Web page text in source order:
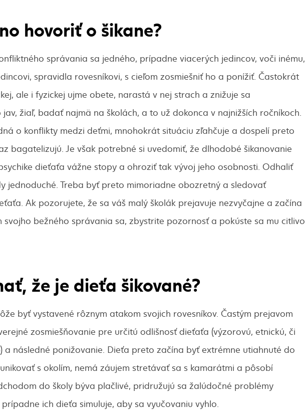
hovoriť o šikane?
správania sa jedného, prípadne viacerých jedincov, voči inému,
spravidla rovesníkovi, s cieľom zosmiešniť ho a ponížiť. Častokrát
ale i fyzickej ujme obete, narastá v nej strach a znižuje sa
jav, žiaľ, badať najmä na školách, a to už dokonca v najnižších ročníkoch.
o konflikty medzi deťmi, mnohokrát situáciu zľahčuje a dospelí preto
bagatelizujú. Je však potrebné si uvedomiť, že dlhodobé šikanovanie
dieťaťa vážne stopy a ohroziť tak vývoj jeho osobnosti. Odhaliť
jednoduché. Treba byť preto mimoriadne obozretný a sledovať
Ak pozorujete, že sa váš malý školák prejavuje nezvyčajne a začína
svojho bežného správania sa, zbystrite pozornosť a pokúste sa mu citlivo
že je dieťa šikované?
byť vystavené rôznym atakom svojich rovesníkov. Častým prejavom
zosmiešňovanie pre určitú odlišnosť dieťaťa (výzorovú, etnickú, či
a následné ponižovanie. Dieťa preto začína byť extrémne utiahnuté do
s okolím, nemá záujem stretávať sa s kamarátmi a pôsobí
do školy býva plačlivé, pridružujú sa žalúdočné problémy
ich dieťa simuluje, aby sa vyučovaniu vyhlo.